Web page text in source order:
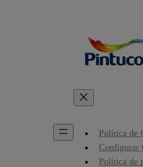
Política de
Configurar
Política de